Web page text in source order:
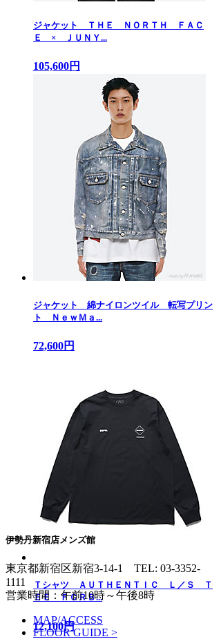
ジャケット ＴＨＥ ＮＯＲＴＨ ＦＡＣ
Ｅ × ＪＵＮＹ...
105,600円
ジャケット 綿ナイロンツイル 転写プリン
ト ＮｅｗＭａ...
72,600円
Ｔシャツ ＡＵＴＨＥＮＴＩＣ Ｌ／Ｓ Ｔ
ＥＥ ＦＣＲＢ...
12,100円
伊勢丹新宿店メンズ館
東京都新宿区新宿3-14-1 TEL: 03-3352-
1111
営業時間：午前10時～午後8時
MAP/ACCESS
FLOOR GUIDE >